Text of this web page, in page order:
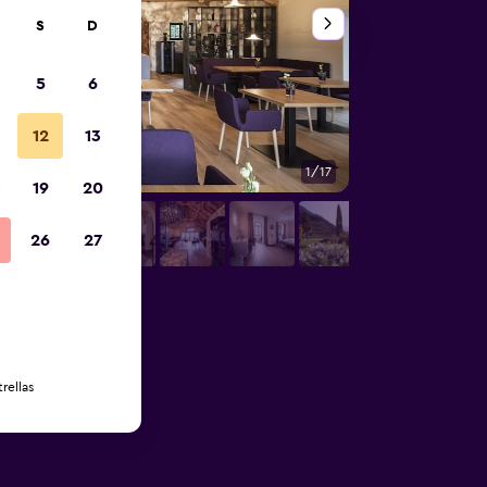
1/17
S D
5 6
12 13
19 20
26 27